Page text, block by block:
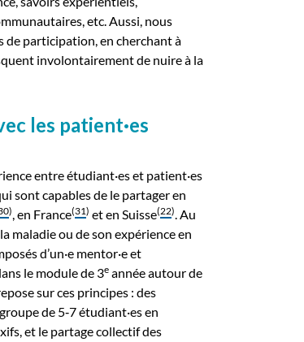
etc. Aussi, nous
de participation, en cherchant à
involontairement de nuire à la
les patient·es
entre étudiant·es et patient·es
sont capables de le partager en
), en France(31) et en Suisse(22). Au
maladie ou de son expérience en
d’un·e mentor·e et
le module de 3eannée autour de
sur ces principes : des
de 5‑7 étudiant·es en
et le partage collectif des